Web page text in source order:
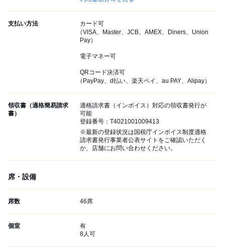
支払い方法
カード可
（VISA、Master、JCB、AMEX、Diners、Union
Pay）
電子マネー可
QRコード決済可
（PayPay、d払い、楽天ペイ、au PAY、Alipay）
領収書（適格簡易請求
書）
適格請求書（インボイス）対応の領収書発行が
可能
登録番号：T4021001009413
※最新の登録状況は国税庁インボイス制度適格
請求書発行事業者公表サイトをご確認いただく
か、店舗にお問い合わせください。
席・設備
席数 46席
個室
有
8人可